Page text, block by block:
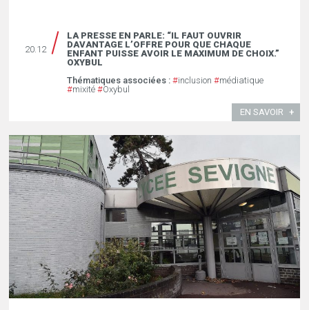
20.12
LA PRESSE EN PARLE: “IL FAUT OUVRIR
DAVANTAGE L’OFFRE POUR QUE CHAQUE
ENFANT PUISSE AVOIR LE MAXIMUM DE CHOIX.”
OXYBUL
Thématiques associées : #inclusion #médiatique
#mixité #Oxybul
EN SAVOIR